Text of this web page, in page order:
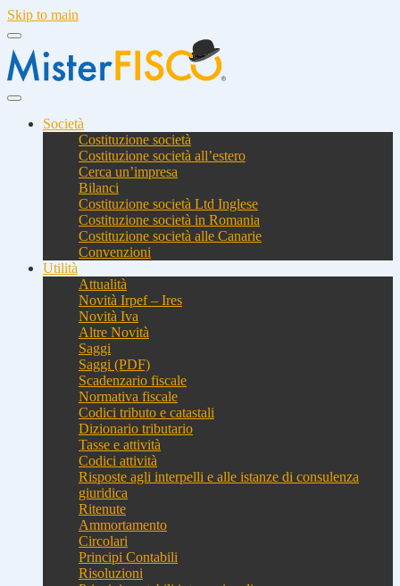
Skip to main
Società
Costituzione società
Costituzione società all’estero
Cerca un’impresa
Bilanci
Costituzione società Ltd Inglese
Costituzione società in Romania
Costituzione società alle Canarie
Convenzioni
Utilità
Attualità
Novità Irpef – Ires
Novità Iva
Altre Novità
Saggi
Saggi (PDF)
Scadenzario fiscale
Normativa fiscale
Codici tributo e catastali
Dizionario tributario
Tasse e attività
Codici attività
Risposte agli interpelli e alle istanze di consulenza
giuridica
Ritenute
Ammortamento
Circolari
Principi Contabili
Risoluzioni